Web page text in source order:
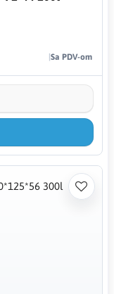
Sa PDV-om